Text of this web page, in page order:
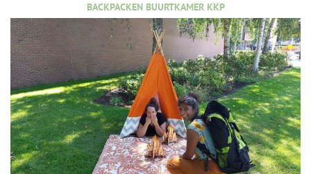
BACKPACKEN BUURTKAMER KKP